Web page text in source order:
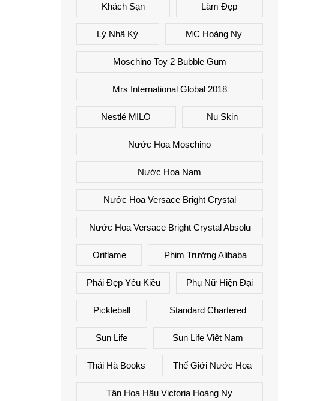
Khách Sạn Làm Đẹp
Lý Nhã Kỳ MC Hoàng Ny
Moschino Toy 2 Bubble Gum
Mrs International Global 2018
Nestlé MILO Nu Skin
Nước Hoa Moschino
Nước Hoa Nam
Nước Hoa Versace Bright Crystal
Nước Hoa Versace Bright Crystal Absolu
Oriflame Phim Trường Alibaba
Phái Đẹp Yêu Kiều Phụ Nữ Hiện Đại
Pickleball Standard Chartered
Sun Life Sun Life Việt Nam
Thái Hà Books Thế Giới Nước Hoa
Tân Hoa Hậu Victoria Hoàng Ny